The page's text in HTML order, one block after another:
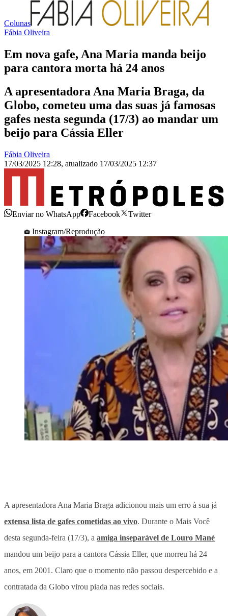
Colunas
Fábia Oliveira
Em nova gafe, Ana Maria manda beijo
para cantora morta há 24 anos
A apresentadora Ana Maria Braga, da
Globo, cometeu uma das suas já famosas
gafes nesta segunda (17/3) ao mandar um
beijo para Cássia Eller
Fábia Oliveira
17/03/2025 12:28, atualizado 17/03/2025 12:37
Enviar no WhatsApp Facebook
Twitter
Instagram/Reprodução
A apresentadora Ana Maria Braga adicionou mais um erro à sua já
extensa lista de gafes cometidas ao vivo. Durante o Mais Você
desta segunda-feira (17/3), a amiga inseparável de Louro Mané
mandou um beijo para a cantora Cássia Eller, que morreu há 24
anos, em 2001. Claro que o momento não passou despercebido e a
contratada da Globo virou piada nas redes sociais.